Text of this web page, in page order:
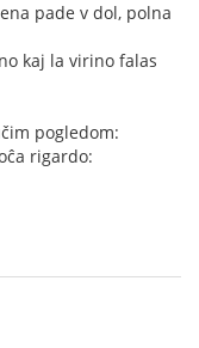
pade v dol, polna
kaj la virino falas
pogledom:
rigardo: